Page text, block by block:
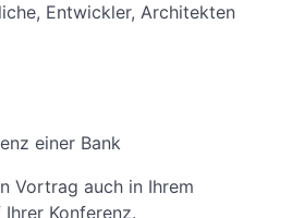
Entwickler, Architekten
einer Bank
Vortrag auch in Ihrem
Konferenz.